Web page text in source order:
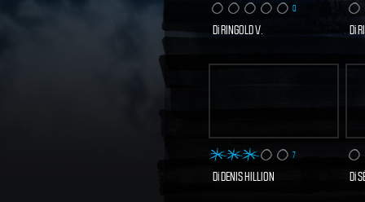
0
DiRINGOLD V. Di
7
DiDENIS HILLION Di